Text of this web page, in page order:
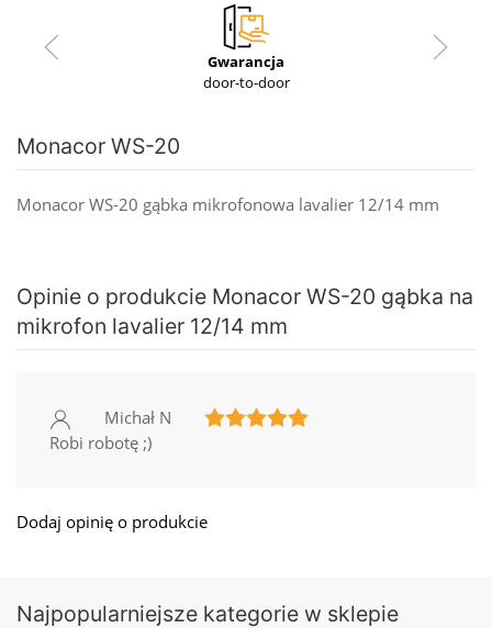
Gwarancja
door-to-door
Monacor WS-20
Monacor WS-20 gąbka mikrofonowa lavalier 12/14 mm
Opinie o produkcie Monacor WS-20 gąbka na
mikrofon lavalier 12/14 mm
Michał N
Robi robotę ;)
Dodaj opinię o produkcie
Najpopularniejsze kategorie w sklepie